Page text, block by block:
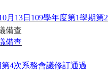
月 13日 109學年度第1學期第2
備查
備查
4次系務會議修訂通過